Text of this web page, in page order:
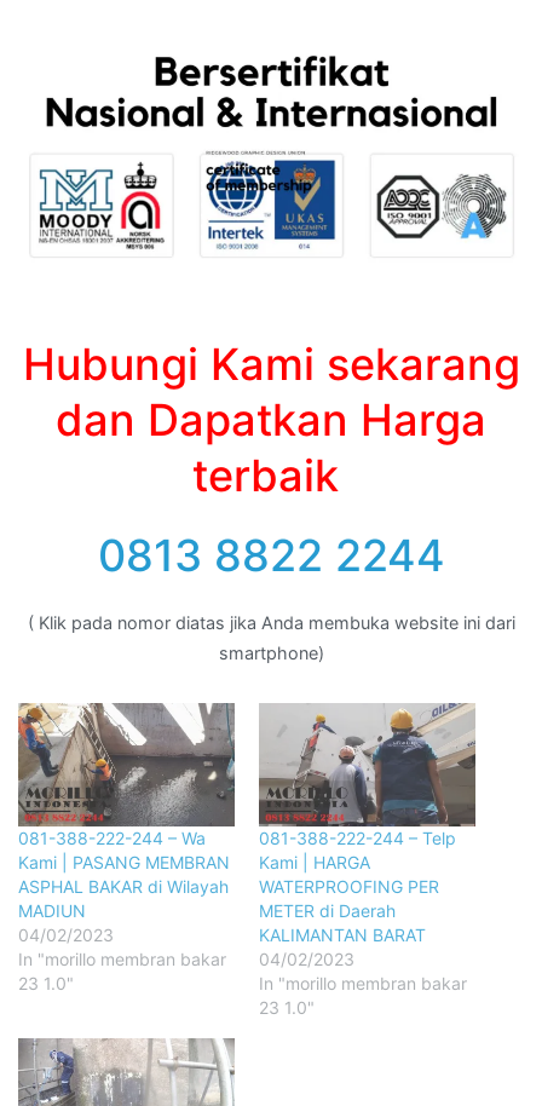
Hubungi Kami sekarang
dan Dapatkan Harga
terbaik
0813 8822 2244
( Klik pada nomor diatas jika Anda membuka website ini dari
smartphone)
081-388-222-244 – Wa
Kami | PASANG MEMBRAN
ASPHAL BAKAR di Wilayah
MADIUN
04/02/2023
In "morillo membran bakar
23 1.0"
081-388-222-244 – Telp
Kami | HARGA
WATERPROOFING PER
METER di Daerah
KALIMANTAN BARAT
04/02/2023
In "morillo membran bakar
23 1.0"